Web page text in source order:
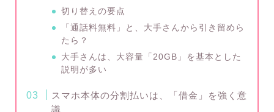
切り替えの要点
「通話料無料」と、大手さんから引き留めら
たら？
大手さんは、大容量「20GB」を基本とした
説明が多い
スマホ本体の分割払いは、「借金」を強く意
識